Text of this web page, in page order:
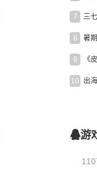
7
8
9
10
游